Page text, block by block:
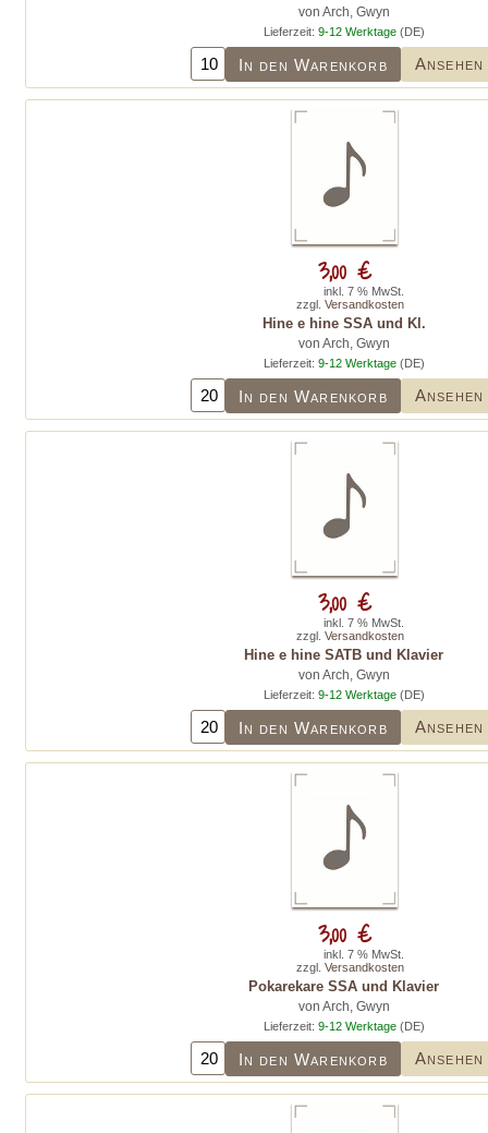
von Arch, Gwyn
Lieferzeit: 9-12 Werktage (DE)
In den Warenkorb Ansehen
Hine e hine SSA und Kl.
von Arch, Gwyn
Lieferzeit: 9-12 Werktage(DE)
In den Warenkorb Ansehen
3,00 €
inkl. 7 % MwSt.
zzgl. Versandkosten
Hine e hine SATB und Klavier
von Arch, Gwyn
Lieferzeit: 9-12 Werktage(DE)
In den Warenkorb Ansehen
3,00 €
inkl. 7 % MwSt.
zzgl. Versandkosten
Pokarekare SSA und Klavier
von Arch, Gwyn
Lieferzeit: 9-12 Werktage(DE)
In den Warenkorb Ansehen
3,00 €
inkl. 7 % MwSt.
zzgl. Versandkosten